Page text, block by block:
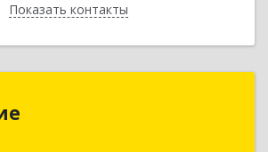
Показать контакты
Назад
обл, Калининград г,